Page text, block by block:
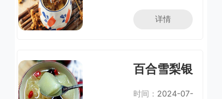
详情
百合雪梨银
时间： 2024-07-